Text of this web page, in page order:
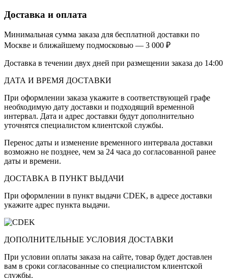
Доставка и оплата
Минимальная сумма заказа для бесплатной доставки по
Москве и ближайшему подмосковью — 3 000 ₽
Доставка в течении двух дней при размещении заказа до 14:00
ДАТА И ВРЕМЯ ДОСТАВКИ
При оформлении заказа укажите в соответствующей графе
необходимую дату доставки и подходящий временной
интервал. Дата и адрес доставки будут дополнительно
уточнятся специалистом клиентской службы.
Перенос даты и изменение временного интервала доставки
возможно не позднее, чем за 24 часа до согласованной ранее
даты и времени.
ДОСТАВКА В ПУНКТ ВЫДАЧИ
При оформлении в пункт выдачи CDEK, в адресе доставки
укажите адрес пункта выдачи.
ДОПОЛНИТЕЛЬНЫЕ УСЛОВИЯ ДОСТАВКИ
При условии оплаты заказа на сайте, товар будет доставлен
вам в сроки согласованные со специалистом клиентской
службы.